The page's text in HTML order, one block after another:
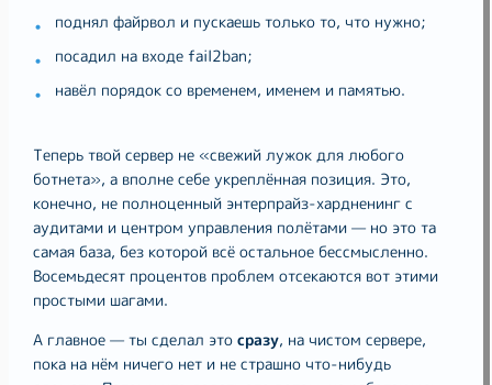
поднял файрвол и пускаешь только то, что нужно;
посадил на входе fail2ban;
навёл порядок со временем, именем и памятью.
Теперь твой сервер не «свежий лужок для любого
ботнета», а вполне себе укреплённая позиция. Это,
конечно, не полноценный энтерпрайз-хардненинг с
аудитами и центром управления полётами — но это та
самая база, без которой всё остальное бессмысленно.
Восемьдесят процентов проблем отсекаются вот этими
простыми шагами.
А главное — ты сделал этосразу, на чистом сервере,
пока на нём ничего нет и не страшно что-нибудь